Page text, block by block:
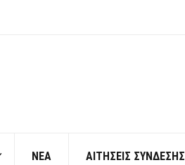
ΝΕΑ ΑΙΤΗΣΕΙΣ ΣΥΝΔΕΣΗΣ